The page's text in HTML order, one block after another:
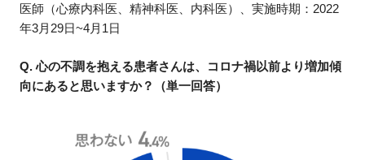
医師（心療内科医、精神科医、内科医）、実施時期：2022
年3月29日~4月1日
Q. 心の不調を抱える患者さんは、コロナ禍以前より増加傾
向にあると思いますか？（単一回答）